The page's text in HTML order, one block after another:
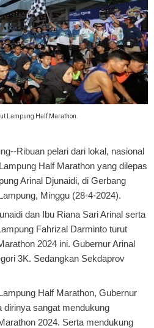
Lampung Half Marathon.
--Ribuan pelari dari lokal, nasional
Half Marathon yang dilepas
Arinal Djunaidi, di Gerbang
Minggu (28-4-2024).
dan Ibu Riana Sari Arinal serta
Fahrizal Darminto turut
2024 ini. Gubernur Arinal
3K. Sedangkan Sekdaprov
Half Marathon, Gubernur
sangat mendukung
2024. Serta mendukung